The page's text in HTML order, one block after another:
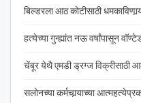
बिल्डरला आठ कोटीसाठी
हत्येच्या गुन्ह्यांत नऊ वर्षांपासून
चेंबूर येथै एमडी ड्रग्ज
सलोनच्या कर्मचार्‍याच्या